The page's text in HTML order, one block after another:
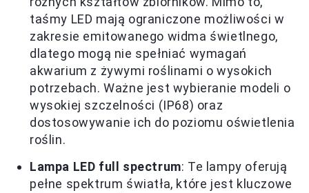
taśmy LED mają ograniczone możliwości w
zakresie emitowanego widma świetlnego,
dlatego mogą nie spełniać wymagań
akwarium z żywymi roślinami o wysokich
potrzebach. Ważne jest wybieranie modeli o
wysokiej szczelności (IP68) oraz
dostosowywanie ich do poziomu oświetlenia
roślin.
Lampa LED full spectrum: Te lampy oferują
pełne spektrum światła, które jest kluczowe